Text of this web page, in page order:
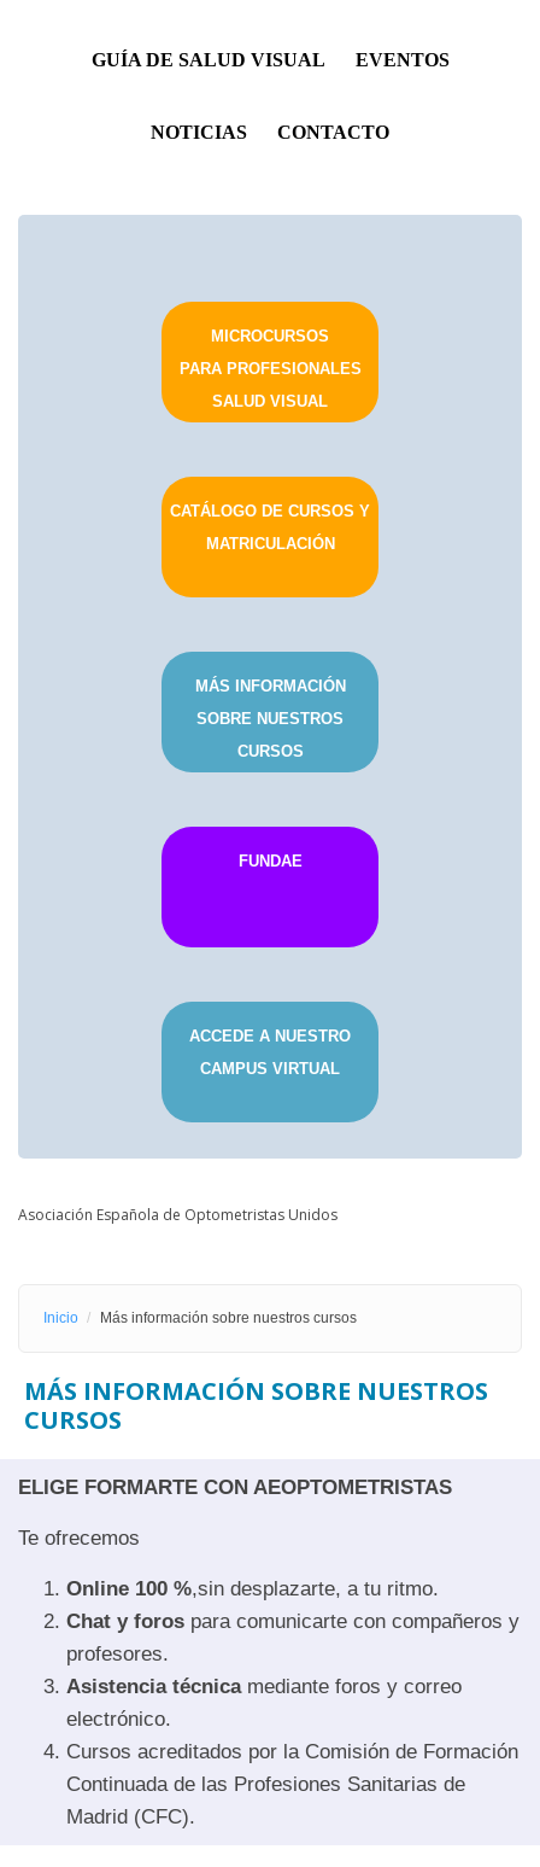
GUÍA DE SALUD VISUAL EVENTOS
NOTICIAS CONTACTO
MICROCURSOS
PARA PROFESIONALES
SALUD VISUAL
CATÁLOGO DE CURSOS Y
MATRICULACIÓN
MÁS INFORMACIÓN
SOBRE NUESTROS
CURSOS
FUNDAE
ACCEDE A NUESTRO
CAMPUS VIRTUAL
Asociación Española de Optometristas Unidos
Inicio Más información sobre nuestros cursos
MÁS INFORMACIÓN SOBRE NUESTROS
CURSOS
ELIGE FORMARTE CON AEOPTOMETRISTAS
Te ofrecemos
Online 100 %,sin desplazarte, a tu ritmo.
Chat y foros para comunicarte con compañeros y
profesores.
Asistencia técnicamediante foros y correo
electrónico.
Cursos acreditados por la Comisión de Formación
Continuada de las Profesiones Sanitarias de
Madrid (CFC).